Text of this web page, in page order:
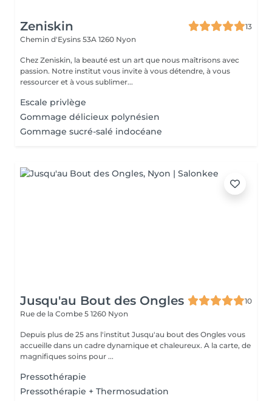
Zeniskin
13
Chemin d'Eysins 53A 1260 Nyon
Chez Zeniskin, la beauté est un art que nous maîtrisons avec
passion. Notre institut vous invite à vous détendre, à vous
ressourcer et à vous sublimer...
Escale privlège
Gommage délicieux polynésien
Gommage sucré-salé indocéane
Jusqu'au Bout des Ongles
10
Rue de la Combe 5 1260 Nyon
Depuis plus de 25 ans l'institut Jusqu'au bout des Ongles vous
accueille dans un cadre dynamique et chaleureux. A la carte, de
magnifiques soins pour ...
Pressothérapie
Pressothérapie + Thermosudation